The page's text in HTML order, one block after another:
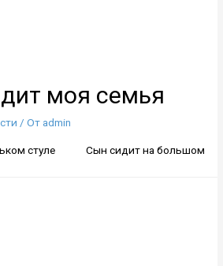
моя семья
/ От admin
стуле Сын сидит на большом